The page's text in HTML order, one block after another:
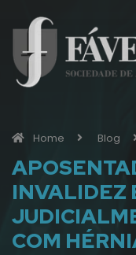
Home Blog
INVALIDEZ
COM